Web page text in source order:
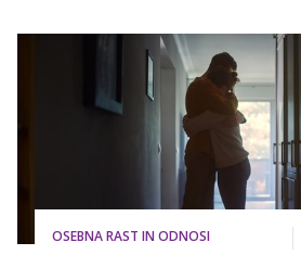
zadržujemo v svojem telesu in se
obstajajo. To nam na dolgi rok
saj bo naše podstrešje prej ali slej
poglablja naše težave. Torej, zakaj
naučimo sprejeti tudi neprijetna
lahko osvobodimo? Več o tem si
OSEBNA RAST IN ODNOSI